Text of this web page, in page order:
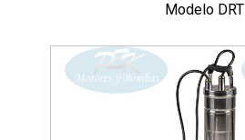
Modelo DRT